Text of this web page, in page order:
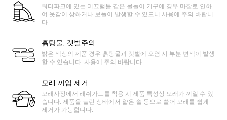
워터파크에 있는 미끄럼틀 같은 물놀이 기구에 경우 마찰로 인하
여 옷감이 상하거나 보풀이 발생할 수 있으니 사용에 주의 바랍니
다.
흙탕물, 갯벌주의
밝은 색상의 제품 경우 흙탕물과 갯벌에 오염 시 부분 변색이 발생
할 수 있습니다. 사용에 주의 바랍니다.
모래 끼임 제거
모래사장에서 래쉬가드를 착용 시 제품 특성상 모래가 끼일 수 있
습니다. 제품을 늘린 상태에서 얇은 솔 등으로 쓸어 모래를 쉽게
제거가 가능합니다.